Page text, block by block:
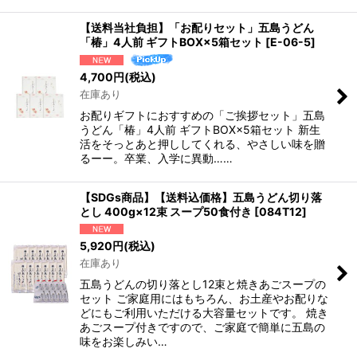
【送料当社負担】「お配りセット」五島うどん
「椿」4人前 ギフトBOX×5箱セット [E-06-5]
4,700円(税込)
在庫あり
お配りギフトにおすすめの「ご挨拶セット」五島
うどん「椿」4人前 ギフトBOX×5箱セット 新生
活をそっとあと押ししてくれる、やさしい味を贈
るーー。卒業、入学に異動……
【SDGs商品】【送料込価格】五島うどん切り落
とし 400g×12束 スープ50食付き [084T12]
5,920円(税込)
在庫あり
五島うどんの切り落とし12束と焼きあごスープの
セット ご家庭用にはもちろん、お土産やお配りな
どにもご利用いただける大容量セットです。 焼き
あごスープ付きですので、ご家庭で簡単に五島の
味をお楽しみい…